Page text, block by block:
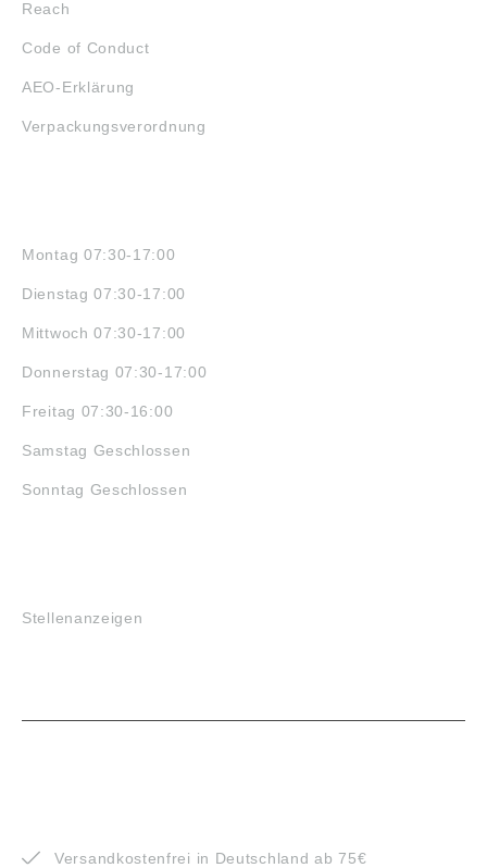
Reach
Code of Conduct
AEO-Erklärung
Verpackungsverordnung
Montag 07:30-17:00
Dienstag 07:30-17:00
Mittwoch 07:30-17:00
Donnerstag 07:30-17:00
Freitag 07:30-16:00
Samstag Geschlossen
Sonntag Geschlossen
Stellenanzeigen
Versandkostenfrei in Deutschland ab 75€